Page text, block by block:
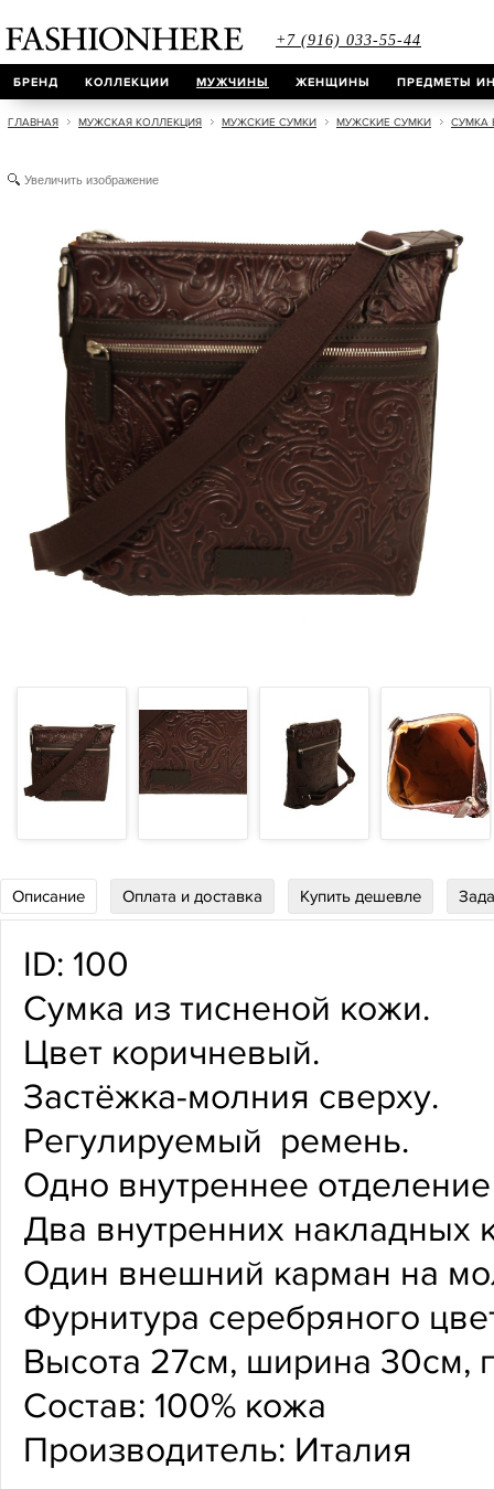
+7 (916) 033-55-44
БРЕНД КОЛЛЕКЦИИ МУЖЧИНЫ ЖЕНЩИНЫ ПРЕДМЕТЫ
ГЛАВНАЯ МУЖСКАЯ КОЛЛЕКЦИЯ МУЖСКИЕ СУМКИ МУЖСКИЕ СУМКИ СУМКА
Увеличить изображение
Описание Оплата и доставка Купить дешевле
ID: 100
Сумка из тисненой кожи.
Цвет коричневый.
Застёжка-молния сверху.
Регулируемый ремень.
Одно внутреннее
Два внутренних накладных
Один внешний карман на
Фурнитура серебряного
Высота 27см, ширина 30см,
Состав: 100% кожа
Производитель: Италия